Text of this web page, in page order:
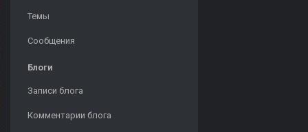
Темы
Сообщения
Блоги
Записи блога
Комментарии блога